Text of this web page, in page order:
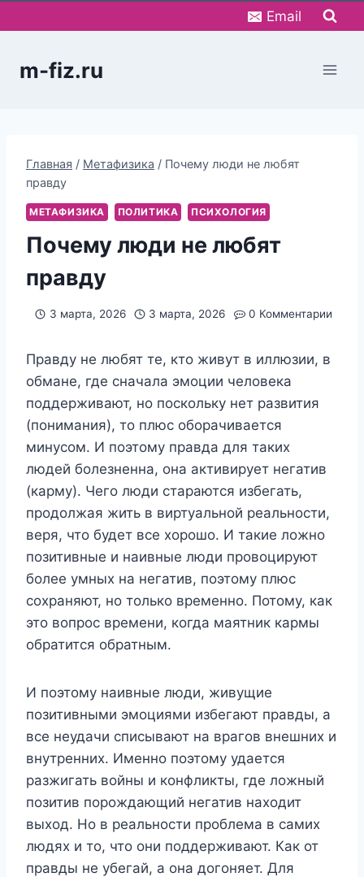
к
Email
m-fiz.ru
Главная / Метафизика / Почему люди не любят
правду
МЕТАФИЗИКА ПОЛИТИКА ПСИХОЛОГИЯ
Почему люди не любят
правду
3 марта, 2026 3 марта, 2026 0 Комментарии
Правду не любят те, кто живут в иллюзии, в
обмане, где сначала эмоции человека
поддерживают, но поскольку нет развития
(понимания), то плюс оборачивается
минусом. И поэтому правда для таких
людей болезненна, она активирует негатив
(карму). Чего люди стараются избегать,
продолжая жить в виртуальной реальности,
веря, что будет все хорошо. И такие ложно
позитивные и наивные люди провоцируют
более умных на негатив, поэтому плюс
сохраняют, но только временно. Потому, как
это вопрос времени, когда маятник кармы
обратится обратным.
И поэтому наивные люди, живущие
позитивными эмоциями избегают правды, а
все неудачи списывают на врагов внешних и
внутренних. Именно поэтому удается
разжигать войны и конфликты, где ложный
позитив порождающий негатив находит
выход. Но в реальности проблема в самих
людях и то, что они поддерживают. Как от
правды не убегай, а она догоняет. Для